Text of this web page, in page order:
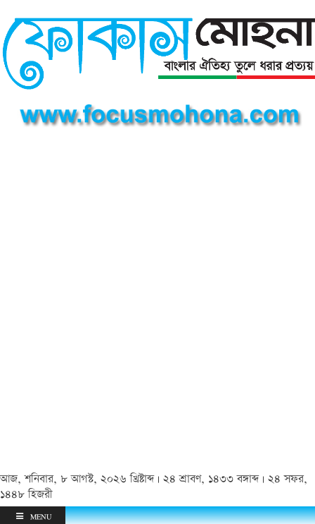
আজ, শনিবার, ৮ আগস্ট, ২০২৬ খ্রিষ্টাব্দ | ২৪ শ্রাবণ, ১৪৩৩ বঙ্গাব্দ | ২৪ সফর,
১৪৪৮ হিজরী
MENU